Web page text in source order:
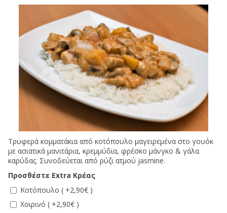
Τρυφερά κομματάκια από κοτόπουλο μαγειρεμένα στο γουόκ
με ασιατικά μανιτάρια, κρεμμύδια, φρέσκο μάνγκο & γάλα
καρύδας. Συνοδεύεται από ρύζι ατμού jasmine.
Προσθέστε Extra Κρέας
Κοτόπουλο ( +2,90€ )
Χοιρινό ( +2,90€ )